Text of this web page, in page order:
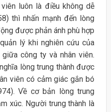
luôn là điều không dễ
thì nhấn mạnh đến lòng
được phản ánh phù hợp
lý khi nghiên cứu của
công ty và nhân viên.
lòng trung thành được
viên có cảm giác gắn bó
Về cơ bản lòng trung
xúc. Người trung thành là